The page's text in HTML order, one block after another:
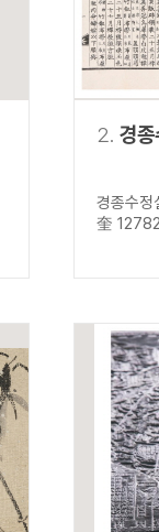
“정조” 또는
“정조”가 나
있습니다.
2. 경
경종수
奎